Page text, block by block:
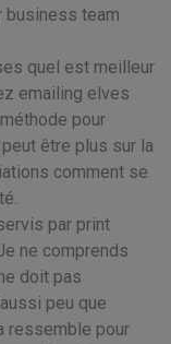
business team
quel est meilleur
emailing elves
pour
être plus sur la
comment se
par print
ne comprends
doit pas
peu que
ressemble pour